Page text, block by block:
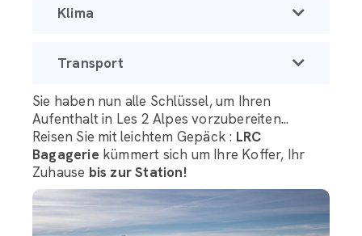
Klima
Transport
Sie haben nun alle Schlüssel, um Ihren
Aufenthalt in Les 2 Alpes vorzubereiten...
Reisen Sie mit leichtem Gepäck : LRC
Bagagerie kümmert sich um Ihre Koffer, Ihr
Zuhause bis zur Station!